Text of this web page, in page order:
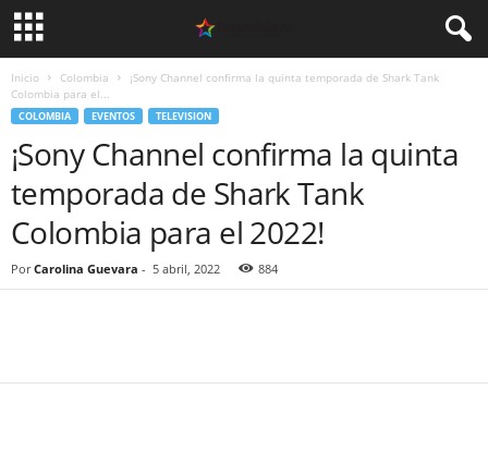
Inicio Colombia
¡Sony Channel confirma la quinta temporada de Shark Tank
Colombia para el...
COLOMBIA EVENTOS TELEVISION
¡Sony Channel confirma la quinta
temporada de Shark Tank
Colombia para el 2022!
Por Carolina Guevara - 5 abril, 2022 884